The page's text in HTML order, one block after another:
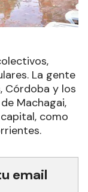
La gente
Córdoba y los
Machagai,
como
email